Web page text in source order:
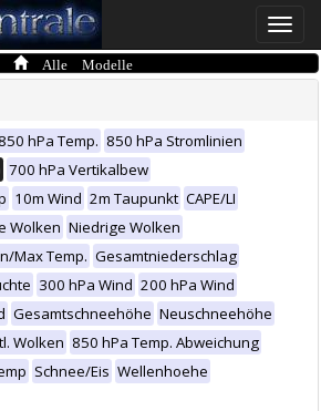
Toggle
Alle Modelle
850 hPa Temp. 850 hPa Stromlinien
700 hPa Vertikalbew
10m Wind 2m Taupunkt CAPE/LI
Wolken Niedrige Wolken
Max Temp. Gesamtniederschlag
300 hPa Wind 200 hPa Wind
Gesamtschneehöhe Neuschneehöhe
Wolken 850 hPa Temp. Abweichung
Schnee/Eis Wellenhoehe